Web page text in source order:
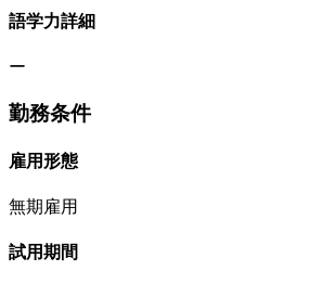
語学力詳細
ー
勤務条件
雇用形態
無期雇用
試用期間